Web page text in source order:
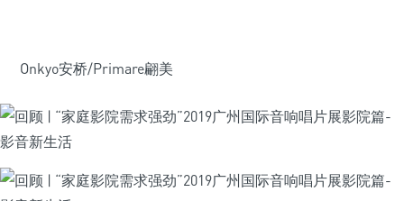
Onkyo安桥/Primare翩美